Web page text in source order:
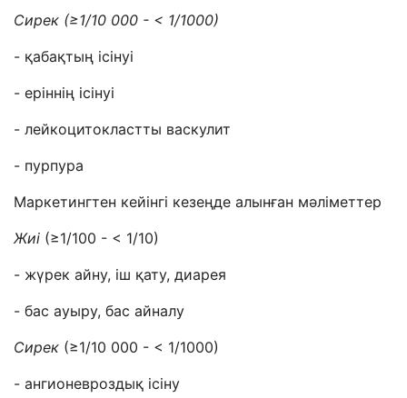
Сирек (≥1/10 000 - < 1/1000)
- қабақтың ісінуі
- еріннің ісінуі
- лейкоцитокластты васкулит
- пурпура
Маркетингтен кейінгі кезеңде алынған мәліметтер
Жиі (≥1/100 - < 1/10)
- жүрек айну, іш қату, диарея
- бас ауыру, бас айналу
Сирек (≥1/10 000 - < 1/1000)
- ангионевроздық ісіну